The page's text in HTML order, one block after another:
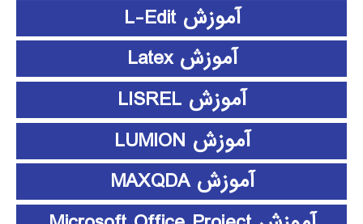
آموزش L-Edit
آموزش Latex
آموزش LISREL
آموزش LUMION
آموزش MAXQDA